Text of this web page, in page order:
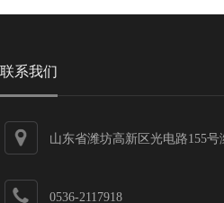
联系我们
山东省潍坊高新区光电路155
0536-2117918